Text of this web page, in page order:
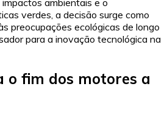
verdes, a decisão surge como
preocupações ecológicas de longo
para a inovação tecnológica na
o fim dos motores a